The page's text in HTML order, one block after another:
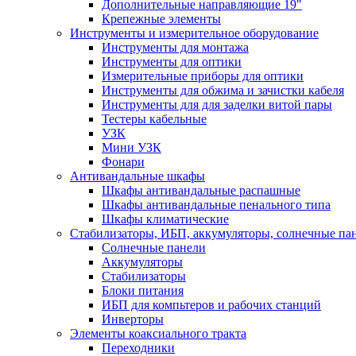
Дополнительные направляющие 19"
Крепежные элементы
Инструменты и измерительное оборудование
Инструменты для монтажа
Инструменты для оптики
Измерительные приборы для оптики
Инструменты для обжима и зачистки кабеля
Инструменты для для заделки витой пары
Тестеры кабельные
УЗК
Мини УЗК
Фонари
Антивандальные шкафы
Шкафы антивандальные распашные
Шкафы антивандальные пенального типа
Шкафы климатические
Стабилизаторы, ИБП, аккумуляторы, солнечные
Солнечные панели
Аккумуляторы
Стабилизаторы
Блоки питания
ИБП для компьтеров и рабочих станций
Инверторы
Элементы коаксиального тракта
Переходники